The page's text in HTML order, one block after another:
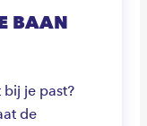
BAAN
bij je past?
de